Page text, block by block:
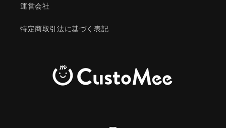
運営会社
特定商取引法に基づく表記